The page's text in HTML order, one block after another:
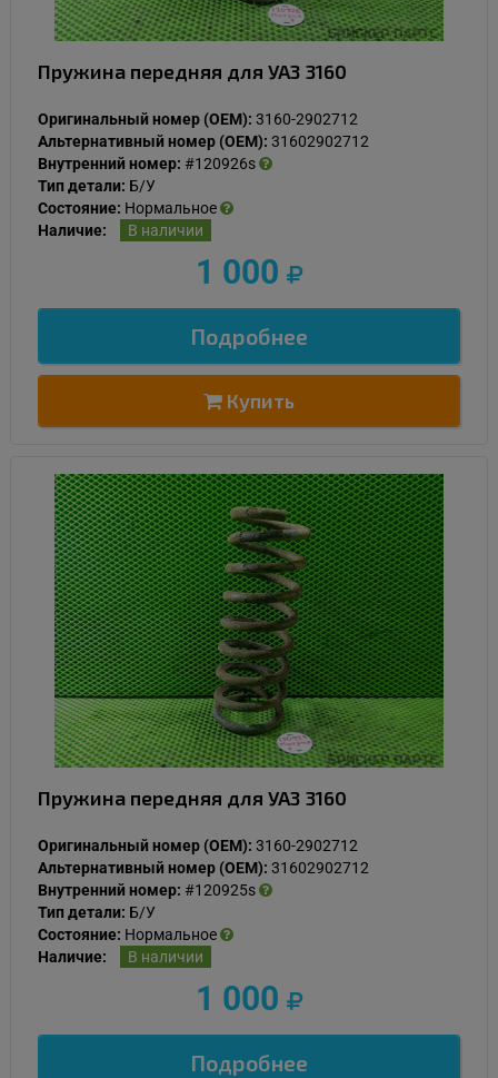
Пружина передняя для УАЗ 3160
Оригинальный номер (OEM): 3160-2902712
Альтернативный номер (OEM): 31602902712
Внутренний номер: #120926s
Тип детали: Б/У
Состояние: Нормальное
Наличие:
В наличии
1 000
Подробнее
Купить
Пружина передняя для УАЗ 3160
Оригинальный номер (OEM): 3160-2902712
Альтернативный номер (OEM): 31602902712
Внутренний номер: #120925s
Тип детали: Б/У
Состояние: Нормальное
Наличие:
В наличии
1 000
Подробнее